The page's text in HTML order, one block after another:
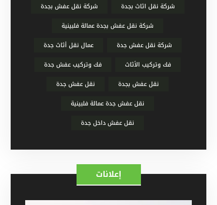
شركة نقل اثاث بجدة
شركة نقل عفش بجدة
شركة نقل عفش بجدة عمالة فلبينية
شركة نقل عفش جدة
عمال نقل أثاث جدة
فك وتركيب الأثاث
فك وتركيب عفش جدة
نقل عفش بجدة
نقل عفش جدة
نقل عفش جدة عمالة فلبينية
نقل عفش داخل جدة
إعلانات